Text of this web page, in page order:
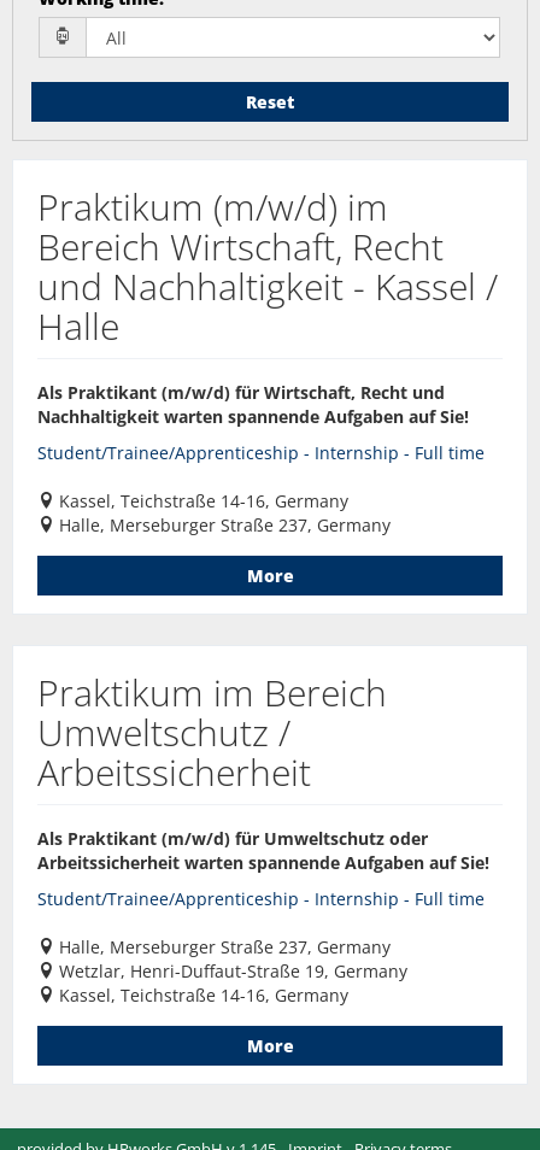
Reset
Praktikum (m/w/d) im
Bereich Wirtschaft, Recht
und Nachhaltigkeit - Kassel /
Halle
Als Praktikant (m/w/d) für Wirtschaft, Recht und
Nachhaltigkeit warten spannende Aufgaben auf Sie!
Student/Trainee/Apprenticeship - Internship - Full time
Kassel, Teichstraße 14-16, Germany
Halle, Merseburger Straße 237, Germany
More
Praktikum im Bereich
Umweltschutz /
Arbeitssicherheit
Als Praktikant (m/w/d) für Umweltschutz oder
Arbeitssicherheit warten spannende Aufgaben auf Sie!
Student/Trainee/Apprenticeship - Internship - Full time
Halle, Merseburger Straße 237, Germany
Wetzlar, Henri-Duffaut-Straße 19, Germany
Kassel, Teichstraße 14-16, Germany
More